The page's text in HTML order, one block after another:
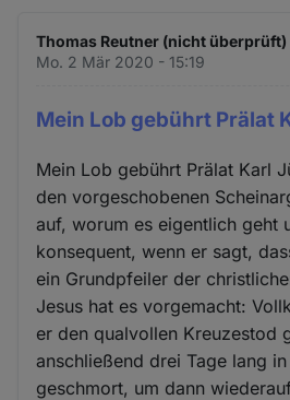
Thomas Reutner (nicht überprüft)
Mo. 2 Mär 2020 - 15:19
Mein Lob gebührt Prälat
Mein Lob gebührt Prälat Karl
den vorgeschobenen
auf, worum es eigentlich geht
konsequent, wenn er sagt,
ein Grundpfeiler der
Jesus hat es vorgemacht:
er den qualvollen Kreuzestod
anschließend drei Tage lang
geschmort, um dann